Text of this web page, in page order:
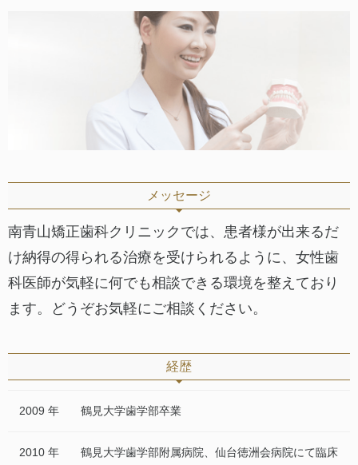
メッセージ
南青山矯正歯科クリニックでは、患者様が出来るだ
け納得の得られる治療を受けられるように、女性歯
科医師が気軽に何でも相談できる環境を整えており
ます。どうぞお気軽にご相談ください。
経歴
2009 年 鶴見大学歯学部卒業
2010 年
鶴見大学歯学部附属病院、仙台徳洲会病院にて臨床